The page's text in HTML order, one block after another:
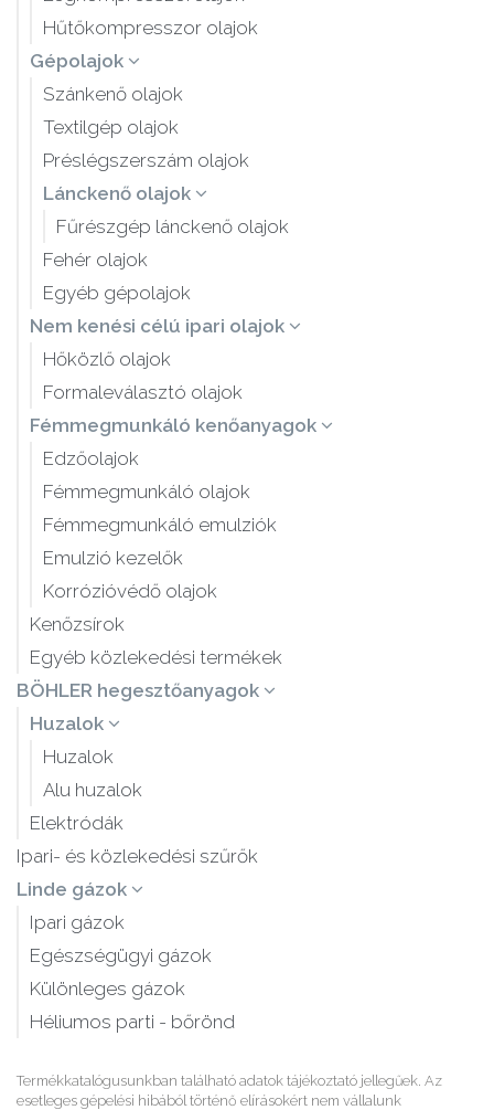
Hűtőkompresszor olajok
Gépolajok
Szánkenő olajok
Textilgép olajok
Préslégszerszám olajok
Lánckenő olajok
Fűrészgép lánckenő olajok
Fehér olajok
Egyéb gépolajok
Nem kenési célú ipari olajok
Hőközlő olajok
Formaleválasztó olajok
Fémmegmunkáló kenőanyagok
Edzőolajok
Fémmegmunkáló olajok
Fémmegmunkáló emulziók
Emulzió kezelők
Korrózióvédő olajok
Kenőzsírok
Egyéb közlekedési termékek
BÖHLER hegesztőanyagok
Huzalok
Huzalok
Alu huzalok
Elektródák
Ipari- és közlekedési szűrők
Linde gázok
Ipari gázok
Egészségügyi gázok
Különleges gázok
Héliumos parti - bőrönd
Termékkatalógusunkban található adatok tájékoztató jellegűek. Az
esetleges gépelési hibából történő elírásokért nem vállalunk